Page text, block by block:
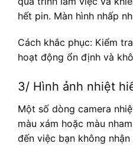
hết pin. Màn hình nhấp
Cách khắc phục: Kiểm
hoạt động ổn định và
3/ Hình ảnh nhiệt
Một số dòng camera
màu xám hoặc màu
đến việc bạn không